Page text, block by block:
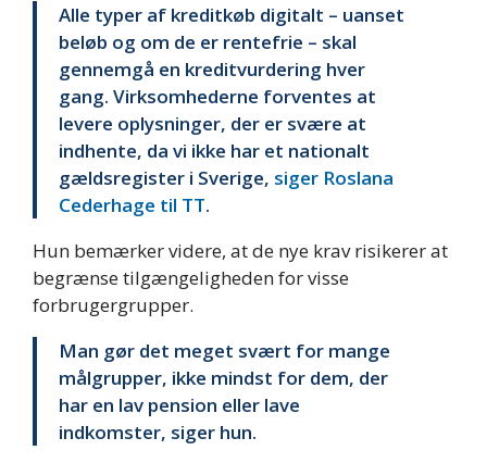
Alle typer af kreditkøb digitalt – uanset
beløb og om de er rentefrie – skal
gennemgå en kreditvurdering hver
gang. Virksomhederne forventes at
levere oplysninger, der er svære at
indhente, da vi ikke har et nationalt
gældsregister i Sverige, siger Roslana
Cederhage til TT.
Hun bemærker videre, at de nye krav risikerer at
begrænse tilgængeligheden for visse
forbrugergrupper.
Man gør det meget svært for mange
målgrupper, ikke mindst for dem, der
har en lav pension eller lave
indkomster, siger hun.